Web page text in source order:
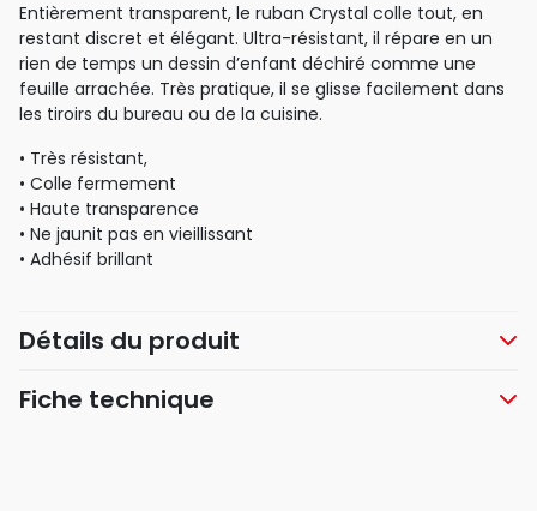
Entièrement transparent, le ruban Crystal colle tout, en
restant discret et élégant. Ultra-résistant, il répare en un
rien de temps un dessin d’enfant déchiré comme une
feuille arrachée. Très pratique, il se glisse facilement dans
les tiroirs du bureau ou de la cuisine.
• Très résistant,
• Colle fermement
• Haute transparence
• Ne jaunit pas en vieillissant
• Adhésif brillant
Détails du produit
Fiche technique